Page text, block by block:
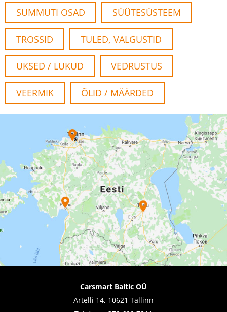
SUMMUTI OSAD SÜÜTESÜSTEEM
TROSSID TULED, VALGUSTID
UKSED / LUKUD VEDRUSTUS
VEERMIK ÕLID / MÄÄRDED
Carsmart Baltic OÜ
Artelli 14, 10621 Tallinn